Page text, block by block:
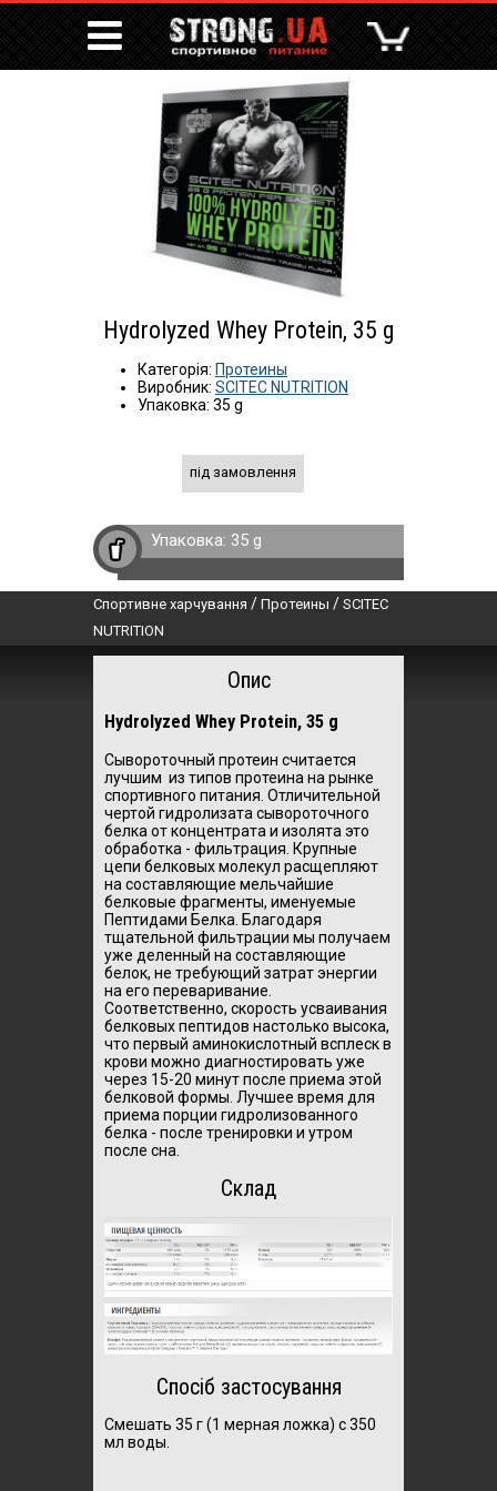
Hydrolyzed Whey Protein, 35 g
Категорія: Протеины
Виробник: SCITEC NUTRITION
Упаковка: 35 g
під замовлення
Упаковка: 35 g
Спортивне харчування / Протеины / SCITEC
NUTRITION
Опис
Hydrolyzed Whey Protein, 35 g
Сывороточный протеин считается
лучшим из типов протеина на рынке
спортивного питания. Отличительной
чертой гидролизата сывороточного
белка от концентрата и изолята это
обработка - фильтрация. Крупные
цепи белковых молекул расщепляют
на составляющие мельчайшие
белковые фрагменты, именуемые
Пептидами Белка. Благодаря
тщательной фильтрации мы получаем
уже деленный на составляющие
белок, не требующий затрат энергии
на его переваривание.
Соответственно, скорость усваивания
белковых пептидов настолько высока,
что первый аминокислотный всплеск в
крови можно диагностировать уже
через 15-20 минут после приема этой
белковой формы. Лучшее время для
приема порции гидролизованного
белка - после тренировки и утром
после сна.
Склад
Спосіб застосування
Смешать 35 г (1 мерная ложка) с 350
мл воды.